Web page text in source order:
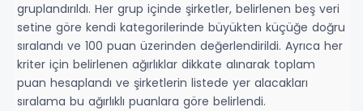
gruplandırıldı. Her grup içinde şirketler, belirlenen beş veri
setine göre kendi kategorilerinde büyükten küçüğe doğru
sıralandı ve 100 puan üzerinden değerlendirildi. Ayrıca her
kriter için belirlenen ağırlıklar dikkate alınarak toplam
puan hesaplandı ve şirketlerin listede yer alacakları
sıralama bu ağırlıklı puanlara göre belirlendi.